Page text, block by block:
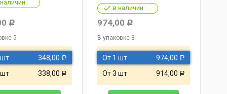
Р
5
348,00 Р
338,00 Р
в наличии
974,00 Р
В упаковке 3
От 1 шт 974,00 Р
От 3 шт 914,00 Р